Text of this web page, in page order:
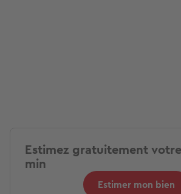
Estimez gratuitement
min
Estimer mon bien